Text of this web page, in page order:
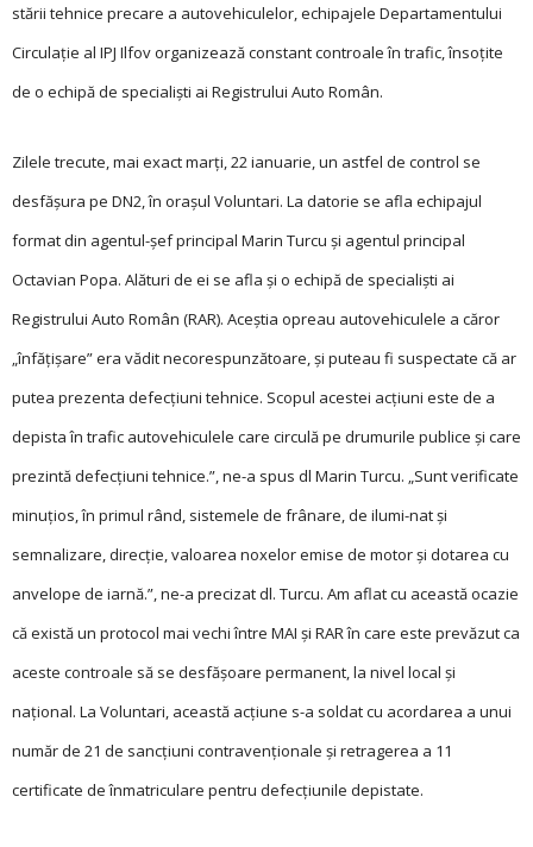
stării tehnice precare a autovehiculelor, echipajele Departamentului
Cir­culație al IPJ Ilfov organizează constant controale în trafic, însoțite
de o echipă de specialiști ai Registrului Auto Român.
Zilele trecute, mai exact marți, 22 ianuarie, un astfel de control se
desfășura pe DN2, în orașul Voluntari. La datorie se afla echipajul
format din agentul-șef principal Marin Turcu și agentul principal
Octavian Popa. Alături de ei se afla și o echipă de specialiști ai
Registrului Auto Român (RAR). Aceștia opreau autovehiculele a căror
„în­fățișare” era vădit necorespunzătoare, și puteau fi suspectate că ar
putea prezenta defecțiuni tehnice. Scopul acestei acțiuni este de a
depista în trafic autovehiculele care circulă pe drumurile publice și care
prezintă defecțiuni tehnice.”, ne-a spus dl Marin Turcu. „Sunt verificate
minuțios, în primul rând, sistemele de frânare, de ilumi-nat și
semnalizare, direcție, valoarea noxelor emise de motor și dotarea cu
anvelope de iarnă.”, ne-a precizat dl. Turcu. Am aflat cu această ocazie
că există un protocol mai vechi între MAI și RAR în care este prevăzut ca
aceste controale să se desfășoare permanent, la nivel local și
național. La Voluntari, această acțiune s-a soldat cu acordarea a unui
număr de 21 de sancțiuni contravenționale și retragerea a 11
certificate de înmatriculare pentru defecțiunile depistate.